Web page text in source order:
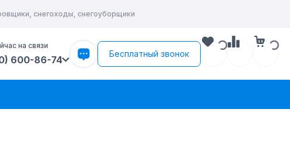
снегоходы, снегоуборщики
на связи
600-86-74
Бесплатный звонок